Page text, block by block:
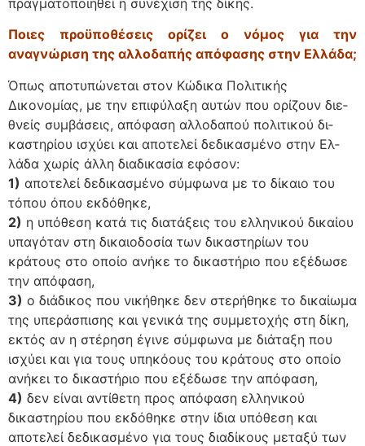
Ποιες προϋποθέσεις ορίζει ο νόμος για την
αναγνώριση της αλλοδαπής απόφασης στην Ελλάδα;
Όπως αποτυπώνεται στον Κώδικα Πολιτικής
Δικονομίας, με την επιφύλαξη αυτών που ορίζουν διε­
θνείς συμβάσεις, απόφαση αλλοδαπού πολιτικού δι­
καστηρίου ισχύει και αποτελεί δεδικασμένο στην Ελ­
λάδα χωρίς άλλη διαδικασία εφόσον:
1) αποτελεί δε­δικασμένο σύμφωνα με το δίκαιο του
τόπου όπου εκ­δόθηκε,
2) η υπόθεση κατά τις διατάξεις του ελληνι­κού δικαίου
υπαγόταν στη δικαιοδοσία των δικαστη­ρίων του
κράτους στο οποίο ανήκε το δικαστήριο που εξέδωσε
την απόφαση,
3) ο διάδικος που νικήθηκε δεν στερήθηκε το δικαίωμα
της υπεράσπισης και γενικά της συμμετοχής στη δίκη,
εκτός αν η στέρηση έγινε σύμφωνα με διάταξη που
ισχύει και για τους υπηκόους του κράτους στο οποίο
ανήκει το δικαστή­ριο που εξέδωσε την απόφαση,
4) δεν είναι αντίθετη προς απόφαση ελληνικού
δικαστηρίου που εκδόθηκε στην ίδια υπόθεση και
αποτελεί δεδικασμένο για τους διαδίκους μεταξύ των